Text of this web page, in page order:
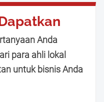
Anda
para ahli lokal
untuk bisnis Anda